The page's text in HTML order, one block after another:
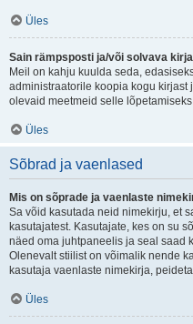
Üles
Sain rämpsposti ja/või solvava
Meil on kahju kuulda seda,
administraatorile koopia kogu kirjast
olevaid meetmeid selle
Üles
Sõbrad ja vaenlased
Mis on sõprade ja vaenlaste
Sa võid kasutada neid nimekirju, et
kasutajatest. Kasutajate, kes on su
näed oma juhtpaneelis ja seal saad
Olenevalt stiilist on võimalik nende
kasutaja vaenlaste nimekirja,
Üles